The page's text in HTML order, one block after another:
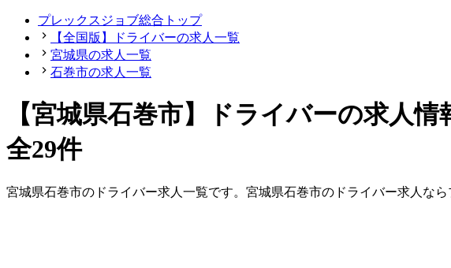
プレックスジョブ総合トップ
【全国版】ドライバーの求人一覧
宮城県の求人一覧
石巻市の求人一覧
【宮城県石巻市】ドライバーの求人情
全29件
宮城県石巻市の ドライバー求人一覧です。 宮城県石巻市の ドライバー求人なら